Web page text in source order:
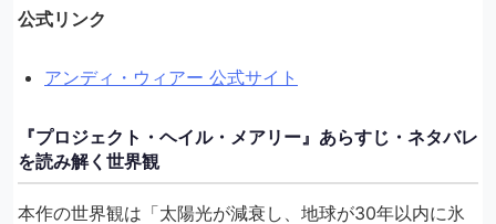
公式リンク
アンディ・ウィアー 公式サイト
『プロジェクト・ヘイル・メアリー』あらすじ・ネタバレ
を読み解く世界観
本作の世界観は「太陽光が減衰し、地球が30年以内に氷